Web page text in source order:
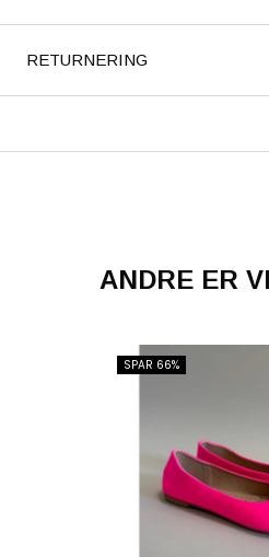
RETURNERING
ANDRE ER
SPAR 66%